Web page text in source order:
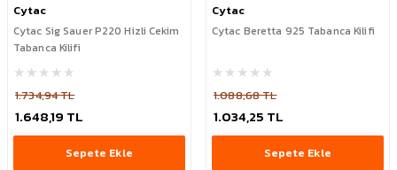
Cytac
Cytac Sig Sauer P220 Hizli Cekim
Tabanca Kilifi
1.734,94 TL
1.648,19 TL
Sepete Ekle
Cytac
Cytac Beretta 925 Tabanca Kilifi
1.088,68 TL
1.034,25 TL
Sepete Ekle